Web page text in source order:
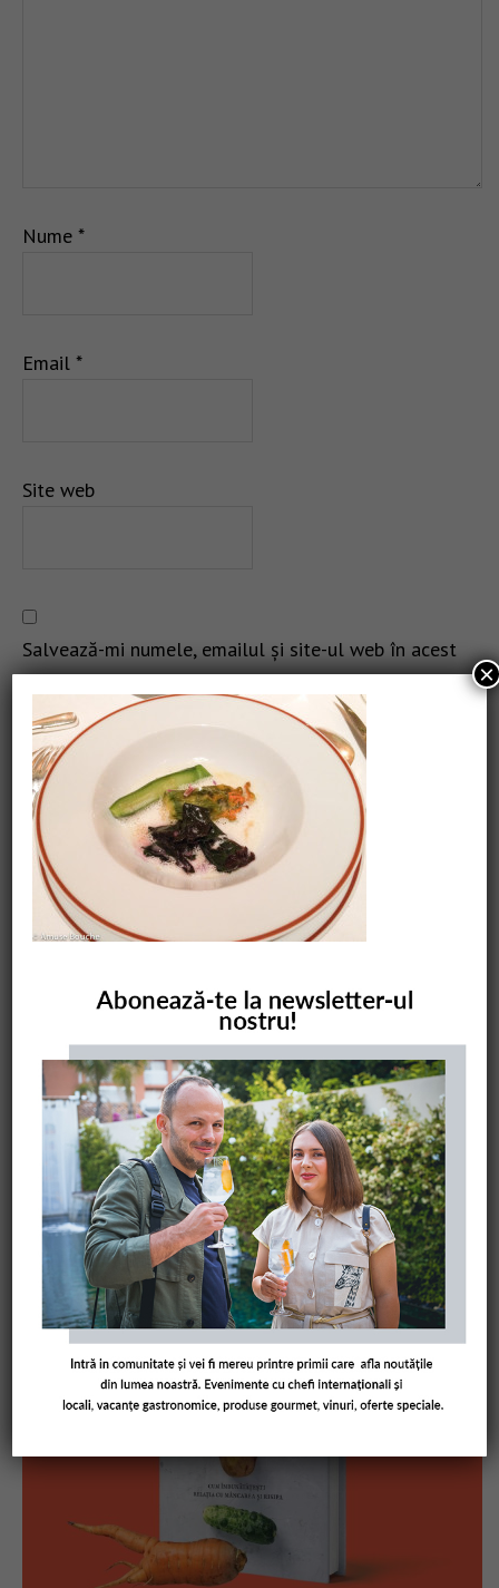
Nume *
Email *
Site web
Salvează-mi numele, emailul și site-ul web în acest
navigator pentru data viitoare când o să comentez.
CAUTARE
COMANDĂ CARTEA NOASTRĂ
×